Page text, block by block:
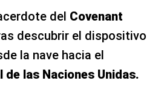
del Covenant
descubrir el dispositivo
la nave hacia el
de las Naciones Unidas.